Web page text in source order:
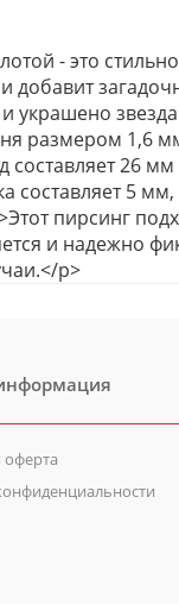
- это
добавит
украшено
размером 1,6
26
составляет 5
пирсинг
и надежно
p>